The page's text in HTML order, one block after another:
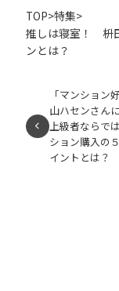
TOP>特集>
推しは寝室！ 枡
ンとは？
「マンション
山ハセンさんに
上級者ならで
ション購入の
イントとは？